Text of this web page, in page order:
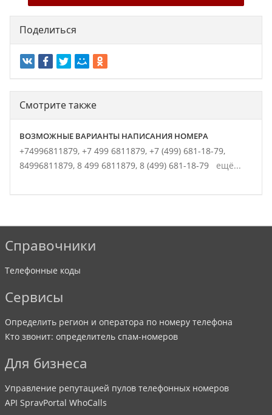
Поделиться
Смотрите также
ВОЗМОЖНЫЕ ВАРИАНТЫ НАПИСАНИЯ НОМЕРА
+74996811879, +7 499 6811879, +7 (499) 681-18-79,
84996811879, 8 499 6811879, 8 (499) 681-18-79 ещё...
Справочники
Телефонные коды
Сервисы
Определить регион и оператора по номеру телефона
Кто звонит: определитель спам-номеров
Для бизнеса
Управление репутацией пулов телефонных номеров
API SpravPortal WhoCalls